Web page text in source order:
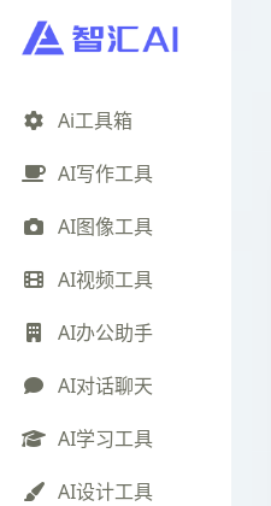
Ai工具箱
AI写作工具
AI图像工具
AI视频工具
AI办公助手
AI对话聊天
AI学习工具
AI设计工具